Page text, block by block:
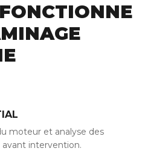
moteur et analyse des
intervention.